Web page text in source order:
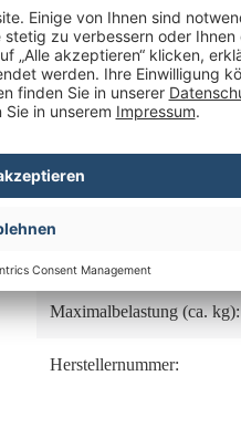
Tisch:
Staufach unter der
Sitzbank:
Fußstützen:
Maximalbelastung (ca. kg):
Herstellernummer: